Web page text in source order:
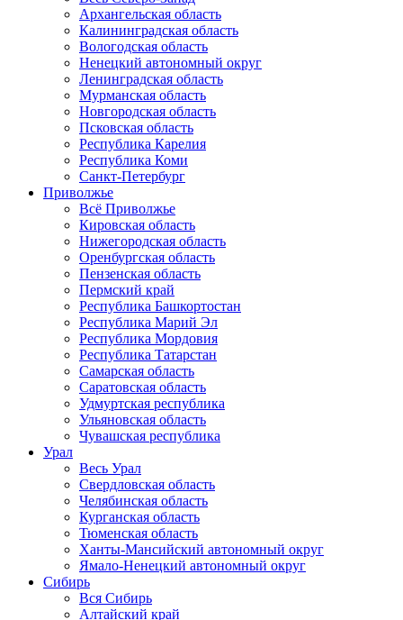
Архангельская область
Калининградская область
Вологодская область
Ненецкий автономный округ
Ленинградская область
Мурманская область
Новгородская область
Псковская область
Республика Карелия
Республика Коми
Санкт-Петербург
Приволжье
Всё Приволжье
Кировская область
Нижегородская область
Оренбургская область
Пензенская область
Пермский край
Республика Башкортостан
Республика Марий Эл
Республика Мордовия
Республика Татарстан
Самарская область
Саратовская область
Удмуртская республика
Ульяновская область
Чувашская республика
Урал
Весь Урал
Свердловская область
Челябинская область
Курганская область
Тюменская область
Ханты-Мансийский автономный округ
Ямало-Ненецкий автономный округ
Сибирь
Вся Сибирь
Алтайский край